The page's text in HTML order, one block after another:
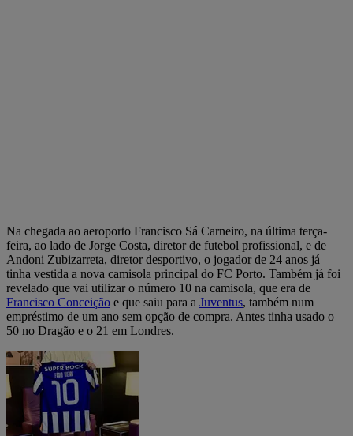
Na chegada ao aeroporto Francisco Sá Carneiro, na última terça-
feira, ao lado de Jorge Costa, diretor de futebol profissional, e de
Andoni Zubizarreta, diretor desportivo, o jogador de 24 anos já
tinha vestida a nova camisola principal do FC Porto. Também já foi
revelado que vai utilizar o número 10 na camisola, que era de
Francisco Conceição e que saiu para a Juventus, também num
empréstimo de um ano sem opção de compra. Antes tinha usado o
50 no Dragão e o 21 em Londres.